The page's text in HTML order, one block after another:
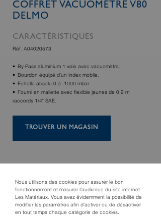
Nous utilisons des cookies pour assurer le bon
fonctionnement et mesurer l’audience du site internet
Les Matériaux. Vous avez évidemment la possibilité de
modifier les paramètres afin d’activer ou de désactiver
en tout temps chaque catégorie de cookies.
COFFRET VACUOMÈTRE V80
DELMO
CARACTÉRISTIQUES
Réf. A04020573.
By-Pass aluminium 1 voie avec vacuomètre.
Bourdon équipé d’un index mobile.
Echelle absolu 0 à -1000 mbar.
Fourni en mallette avec flexible jaunes de 0,9 m
raccords 1/4" SAE.
TROUVER UN MAGASIN